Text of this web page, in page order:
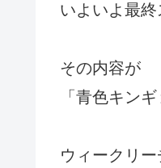
いよいよ最終
その内容が
「青色キン
ウィークリ